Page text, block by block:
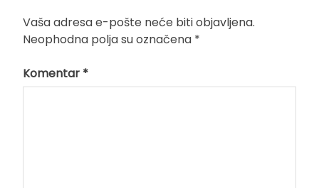
Vaša adresa e-pošte neće biti objavljena.
Neophodna polja su označena *
Komentar *